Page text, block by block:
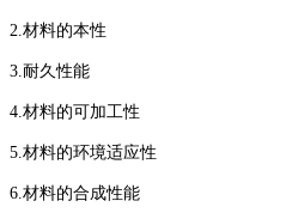
2. 材料的本性
3. 耐久性能
4. 材料的可加工性
5. 材料的环境适应性
6. 材料的合成性能